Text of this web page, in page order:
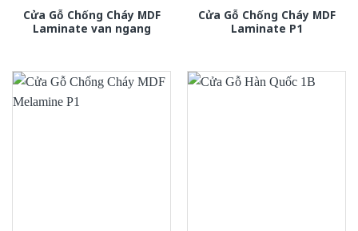
Cửa Gỗ Chống Cháy MDF
Laminate van ngang
Cửa Gỗ Chống Cháy MDF
Laminate P1